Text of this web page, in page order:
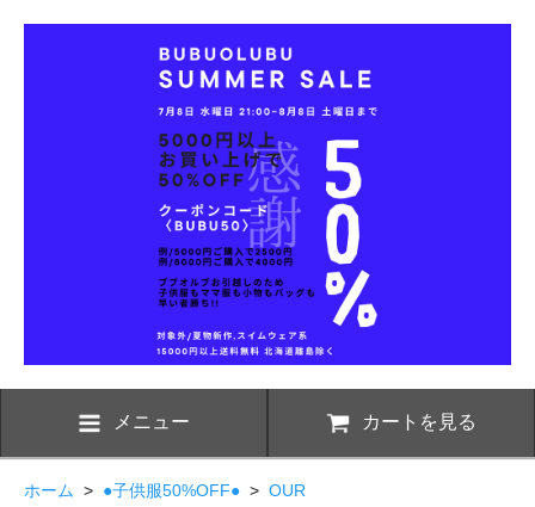
メニュー カートを見る
ホーム > ●子供服50%OFF● > OUR